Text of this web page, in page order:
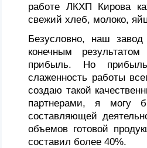
работе ЛКХП Кирова
свежий хлеб, молоко,
Безусловно, наш
конечным
прибыль. Но
слаженность работы
создаю такой
партнерами, я могу
составляющей
объемов готовой
составил более 40%.